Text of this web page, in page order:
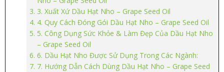
3. Xuất Xứ Dầu Hạt Nho – Grape Seed Oil
4. Quy Cách Đóng Gói Dầu Hạt Nho – Grape Seed Oil
5. Công Dụng Sức Khỏe & Làm Đẹp Của Dầu Hạt Nho
– Grape Seed Oil
6. Dầu Hạt Nho Được Sử Dụng Trong Các Ngành:
7. Hướng Dẫn Cách Dùng Dầu Hạt Nho – Grape Seed